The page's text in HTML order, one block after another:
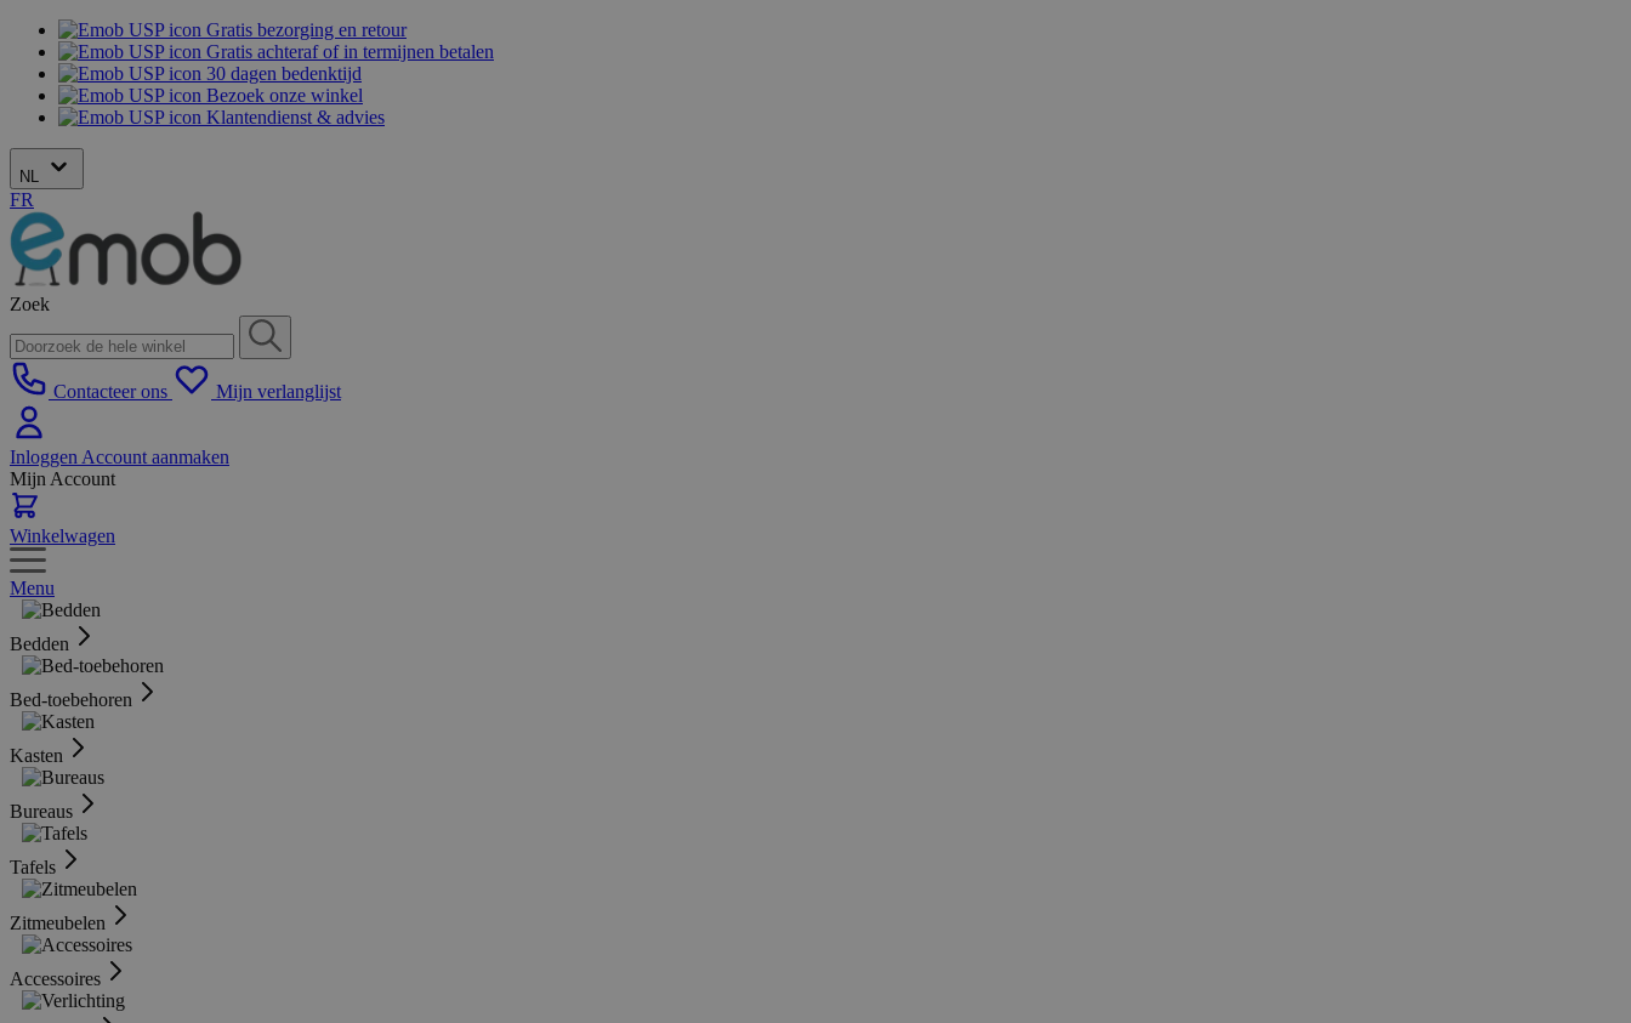
Gratis bezorging en retour
Gratis achteraf of in termijnen betalen
30 dagen bedenktijd
Bezoek onze winkel
Klantendienst & advies
NL
FR
Zoek
Contacteer ons Mijn verlanglijst
Inloggen Account aanmaken
Mijn Account
Winkelwagen
Menu
Bedden
Bed-toebehoren
Kasten
Bureaus
Tafels
Zitmeubelen
Accessoires